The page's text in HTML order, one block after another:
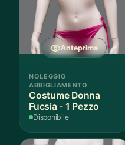
Anteprima
NOLEGGIO
ABBIGLIAMENTO
Costume Donna
Fucsia - 1 Pezzo
Disponibile